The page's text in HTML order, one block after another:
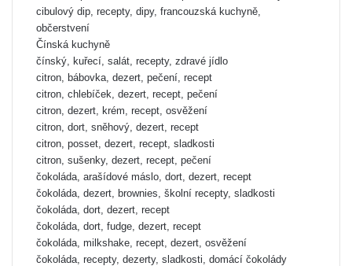
cibulový dip, recepty, dipy, francouzská kuchyně,
občerstvení
Čínská kuchyně
čínský, kuřecí, salát, recepty, zdravé jídlo
citron, bábovka, dezert, pečení, recept
citron, chlebíček, dezert, recept, pečení
citron, dezert, krém, recept, osvěžení
citron, dort, sněhový, dezert, recept
citron, posset, dezert, recept, sladkosti
citron, sušenky, dezert, recept, pečení
čokoláda, arašídové máslo, dort, dezert, recept
čokoláda, dezert, brownies, školní recepty, sladkosti
čokoláda, dort, dezert, recept
čokoláda, dort, fudge, dezert, recept
čokoláda, milkshake, recept, dezert, osvěžení
čokoláda, recepty, dezerty, sladkosti, domácí čokolády